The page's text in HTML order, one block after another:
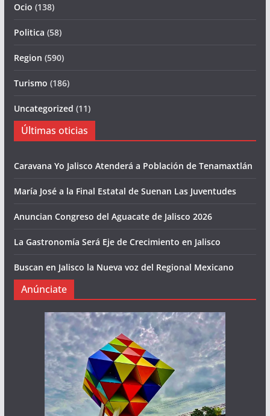
Ocio (138)
Politica (58)
Region (590)
Turismo (186)
Uncategorized (11)
Últimas oticias
Caravana Yo Jalisco Atenderá a Población de Tenamaxtlán
María José a la Final Estatal de Suenan Las Juventudes
Anuncian Congreso del Aguacate de Jalisco 2026
La Gastronomía Será Eje de Crecimiento en Jalisco
Buscan en Jalisco la Nueva voz del Regional Mexicano
Anúnciate